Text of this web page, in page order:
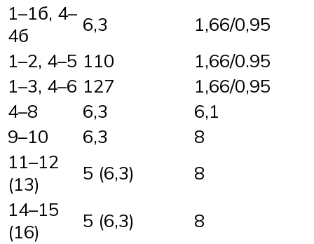
1–1б, 4–
4б
6,3
1,66/0,95
1–2, 4–5 110
1,66/0.95
1–3, 4–6 127
1,66/0,95
4–8
6,3
6,1
9–10
6,3
8
11–12
(13)
5 (6,3)
8
14–15
(16)
5 (6,3) 8